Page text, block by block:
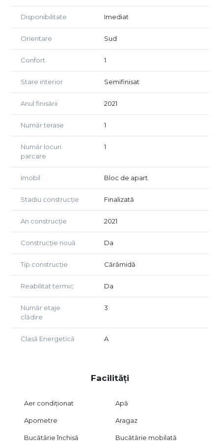
Disponibilitate Imediat
Orientare Sud
Confort 1
Stare interior Semifinisat
Anul finisării 2021
Număr terase 1
Număr locuri
parcare
1
Imobil Bloc de apart.
Stadiu construcție Finalizată
An construcție 2021
Construcție nouă Da
Tip construcție Cărămidă
Reabilitat termic Da
Număr etaje
clădire
3
Clasă Energetică A
Facilități
Aer condiționat Apă
Apometre Aragaz
Bucătărie închisă Bucătărie mobilată